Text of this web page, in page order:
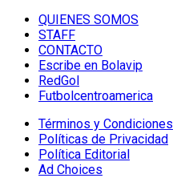
QUIENES SOMOS
STAFF
CONTACTO
Escribe en Bolavip
RedGol
Futbolcentroamerica
Términos y Condiciones
Políticas de Privacidad
Política Editorial
Ad Choices